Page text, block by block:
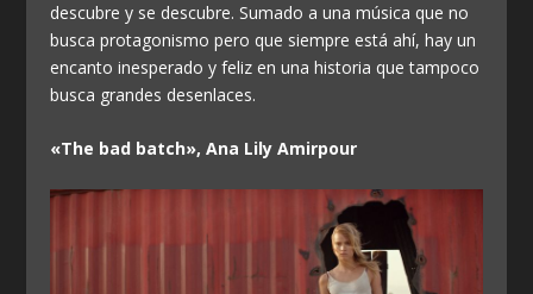
descubre y se descubre. Sumado a una música que no
busca protagonismo pero que siempre está ahí, hay un
encanto inesperado y feliz en una historia que tampoco
busca grandes desenlaces.
«The bad batch», Ana Lily Amirpour